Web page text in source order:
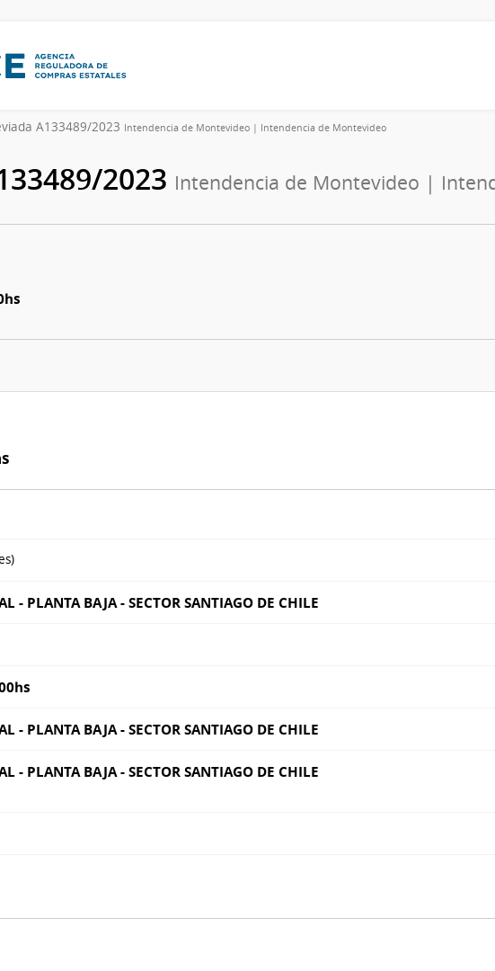
A133489/2023 Intendencia de Montevideo | Intendencia de Montevideo
2023 Intendencia de Montevideo |
- PLANTA BAJA - SECTOR SANTIAGO DE CHILE
- PLANTA BAJA - SECTOR SANTIAGO DE CHILE
- PLANTA BAJA - SECTOR SANTIAGO DE CHILE